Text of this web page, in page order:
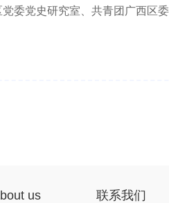
委党史研究室、共青团广西区
us 联系我们